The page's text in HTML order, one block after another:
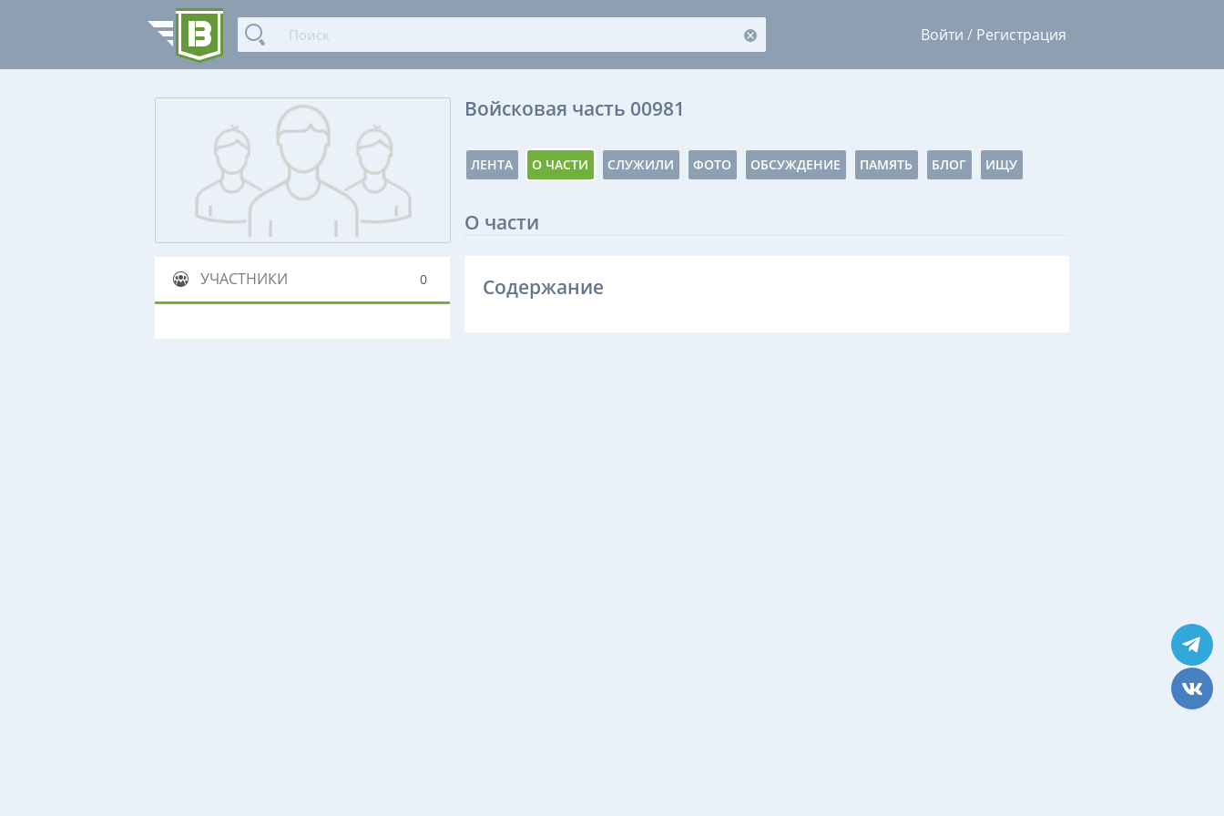
Войти / Регистрация
УЧАСТНИКИ 0
Войсковая часть 00981
ЛЕНТА О ЧАСТИ СЛУЖИЛИ ФОТО ОБСУЖДЕНИЕ ПАМЯТЬ БЛОГ ИЩУ
О части
Содержание